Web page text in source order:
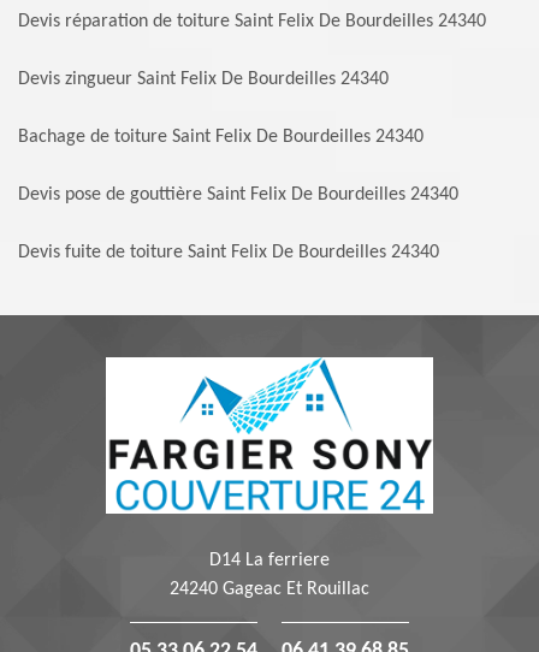
Devis réparation de toiture Saint Felix De Bourdeilles 24340
Devis zingueur Saint Felix De Bourdeilles 24340
Bachage de toiture Saint Felix De Bourdeilles 24340
Devis pose de gouttière Saint Felix De Bourdeilles 24340
Devis fuite de toiture Saint Felix De Bourdeilles 24340
D14 La ferriere
24240 Gageac Et Rouillac